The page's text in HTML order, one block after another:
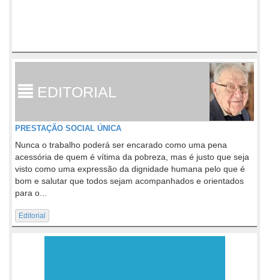
EDITORIAL
PRESTAÇÃO SOCIAL ÚNICA
Nunca o trabalho poderá ser encarado como uma pena
acessória de quem é vítima da pobreza, mas é justo que seja
visto como uma expressão da dignidade humana pelo que é
bom e salutar que todos sejam acompanhados e orientados
para o...
Editorial